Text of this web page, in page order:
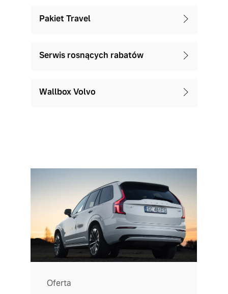
Pakiet Travel
Serwis rosnących rabatów
Wallbox Volvo
Oferta